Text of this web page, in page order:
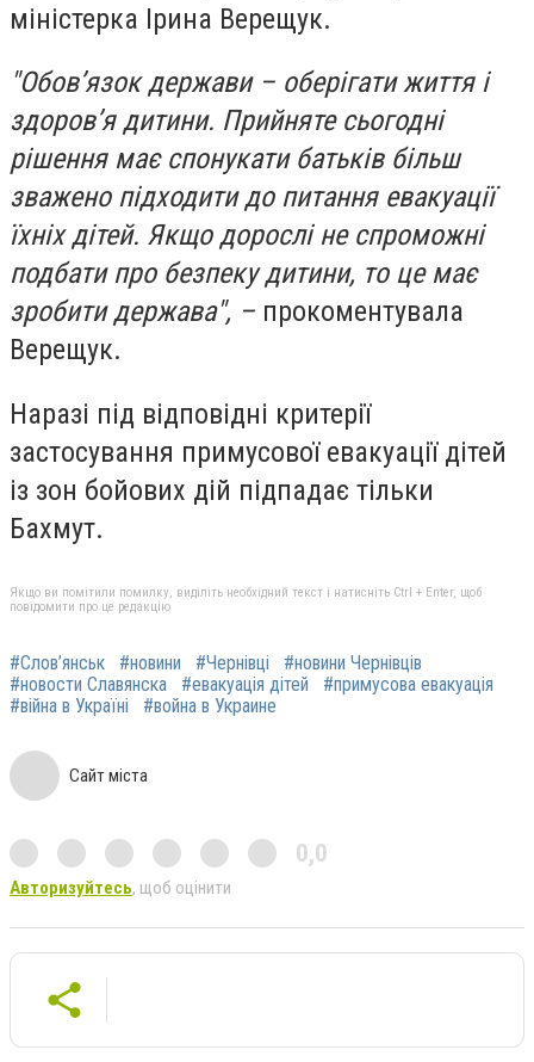
міністерка Ірина Верещук.
"Обов’язок держави – оберігати життя і
здоров’я дитини. Прийняте сьогодні
рішення має спонукати батьків більш
зважено підходити до питання евакуації
їхніх дітей. Якщо дорослі не спроможні
подбати про безпеку дитини, то це має
зробити держава", – прокоментувала
Верещук.
Наразі під відповідні критерії
застосування примусової евакуації дітей
із зон бойових дій підпадає тільки
Бахмут.
Якщо ви помітили помилку, виділіть необхідний текст і натисніть Ctrl + Enter, щоб
повідомити про це редакцію
#Слов’янськ #новини #Чернівці
#новини Чернівців
#новости Славянска
#евакуація дітей
#примусова евакуація
#війна в Україні
#война в Украине
Сайт міста
0,0
Авторизуйтесь, щоб оцінити